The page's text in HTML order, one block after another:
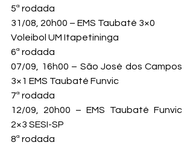
5ª rodada
31/08, 20h00 – EMS Taubaté 3×0
Voleibol UM Itapetininga
6ª rodada
07/09, 16h00 – São José dos Campos
3×1 EMS Taubaté Funvic
7ª rodada
12/09, 20h00 – EMS Taubaté Funvic
2×3 SESI-SP
8ª rodada